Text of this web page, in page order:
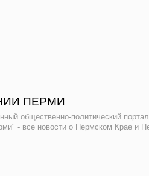
ПЕРМИ
общественно-политический портал
- все новости о Пермском Крае и